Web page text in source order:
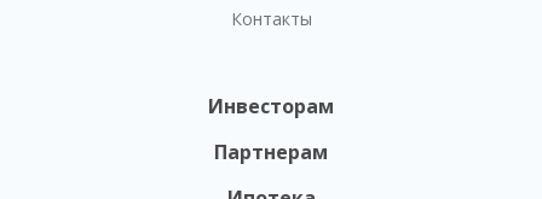
Контакты
Инвесторам
Партнерам